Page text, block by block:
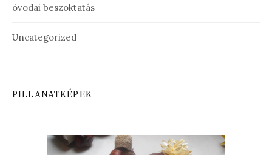
óvodai beszoktatás
Uncategorized
PILLANATKÉPEK